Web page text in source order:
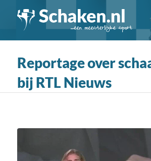
Reportage over
bij RTL Nieuws